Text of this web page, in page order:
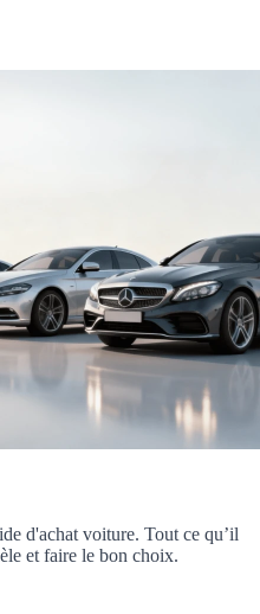
d'achat voiture. Tout ce qu’il
et faire le bon choix.